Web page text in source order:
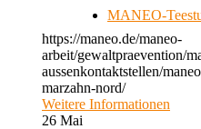
MANEO-
https://maneo.de/maneo-
arbeit/gewaltpraevention/
aussenkontaktstellen/
marzahn-nord/
Weitere Informationen
26 Mai